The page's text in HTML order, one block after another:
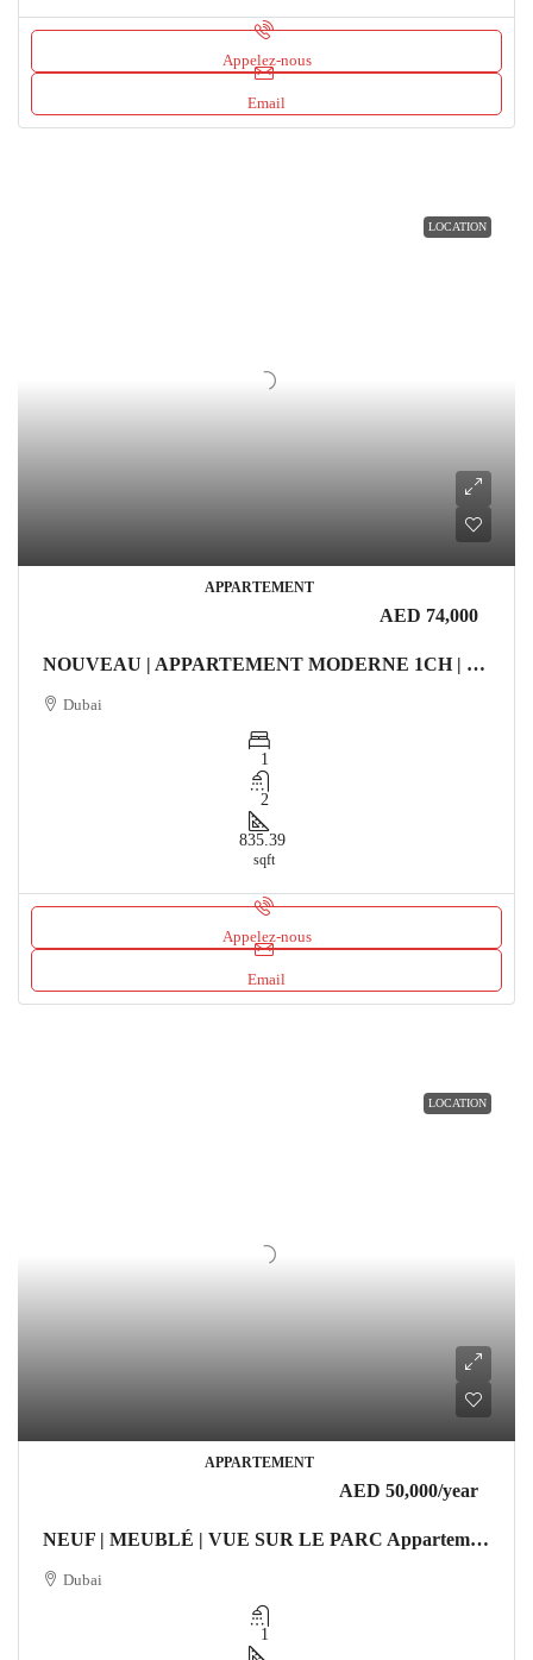
Appelez-nous
Email
LOCATION
APPARTEMENT
AED 74,000
NOUVEAU | APPARTEMENT MODERNE 1CH | VUE SUR LA COMMUNAUTÉ Appartement
Dubai
1
2
835.39
sqft
Appelez-nous
Email
LOCATION
APPARTEMENT
AED 50,000/year
NEUF | MEUBLÉ | VUE SUR LE PARC Appartement Dubai
Dubai
1